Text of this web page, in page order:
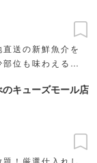
送の新鮮魚介を
位も味わえる本
キューズモール店
！厳選仕入れし